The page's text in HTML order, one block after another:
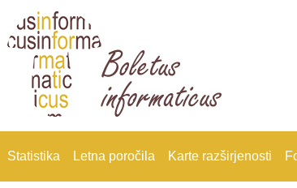
Statistika Letna poročila Karte razširjenosti